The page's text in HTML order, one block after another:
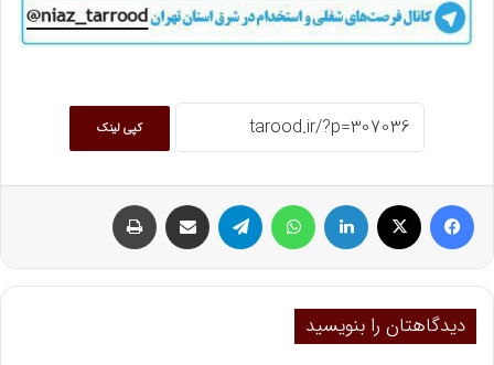
کپی لینک
ایکس
دیدگاهتان را بنویسید